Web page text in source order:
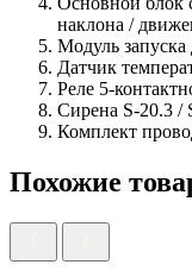
наклона /
Модуль запуска
Датчик
Реле 5-
Сирена S-20.3 /
Комплект
Похожие